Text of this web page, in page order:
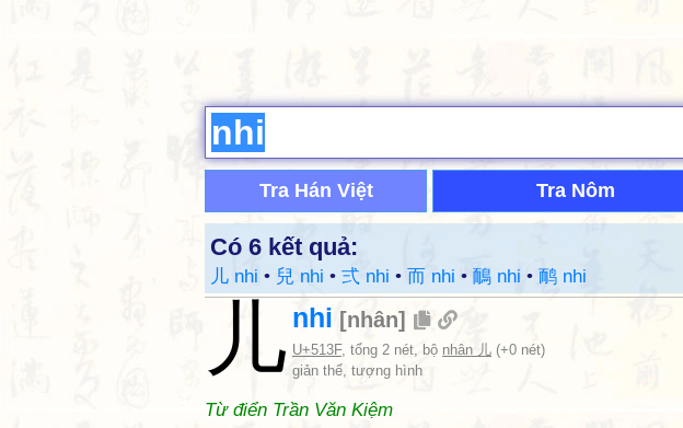
Tra Hán Việt Tra Nôm
Có 6 kết quả:
儿 nhi • 兒 nhi • 弍 nhi • 而 nhi • 鴯 nhi • 鸸 nhi
儿 nhi [nhân]
U+513F, tổng 2 nét, bộ nhân 儿 (+0 nét)
giản thể, tượng hình
Từ điển Trần Văn Kiệm